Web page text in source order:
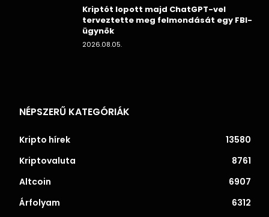
Kriptót lopott majd ChatGPT-vel
terveztette meg felmondását egy FBI-
ügynök
2026.08.05.
NÉPSZERŰ KATEGÓRIÁK
Kripto hírek
13580
Kriptovaluta
8761
Altcoin
6907
Árfolyam
6312